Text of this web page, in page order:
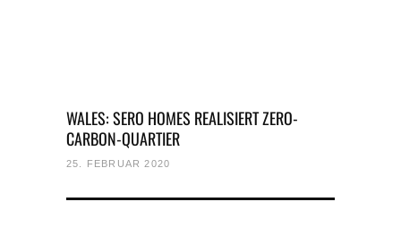
WALES: SERO HOMES REALISIERT ZERO-
CARBON-QUARTIER
25. FEBRUAR 2020